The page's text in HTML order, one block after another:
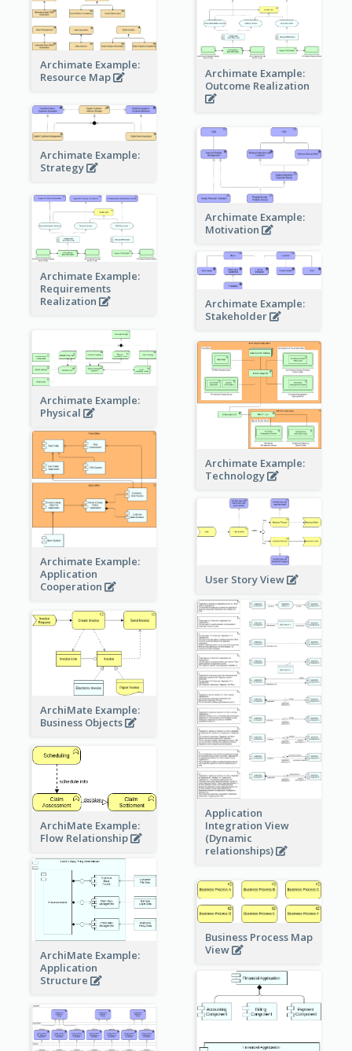
Archimate Example:
Resource Map
Archimate Example:
Outcome Realization
Archimate Example:
Strategy
Archimate Example:
Motivation
Archimate Example:
Requirements
Realization
Archimate Example:
Stakeholder
Archimate Example:
Physical
Archimate Example:
Technology
Archimate Example:
Application
Cooperation
User Story View
Application
Integration View
(Dynamic
relationships)
ArchiMate Example:
Business Objects
ArchiMate Example:
Flow Relationship
ArchiMate Example:
Application
Structure
Business Process Map
View